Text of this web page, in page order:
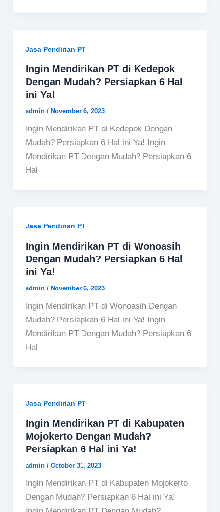
Jasa Pendirian PT
Ingin Mendirikan PT di Kedepok
Dengan Mudah? Persiapkan 6 Hal
ini Ya!
admin / November 6, 2023
Ingin Mendirikan PT di Kedepok Dengan
Mudah? Persiapkan 6 Hal ini Ya! Ingin
Mendirikan PT Dengan Mudah? Persiapkan 6
Hal
Jasa Pendirian PT
Ingin Mendirikan PT di Wonoasih
Dengan Mudah? Persiapkan 6 Hal
ini Ya!
admin / November 6, 2023
Ingin Mendirikan PT di Wonoasih Dengan
Mudah? Persiapkan 6 Hal ini Ya! Ingin
Mendirikan PT Dengan Mudah? Persiapkan 6
Hal
Jasa Pendirian PT
Ingin Mendirikan PT di Kabupaten
Mojokerto Dengan Mudah?
Persiapkan 6 Hal ini Ya!
admin / October 31, 2023
Ingin Mendirikan PT di Kabupaten Mojokerto
Dengan Mudah? Persiapkan 6 Hal ini Ya!